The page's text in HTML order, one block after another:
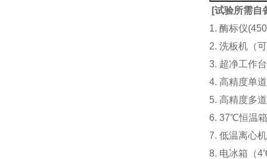
[试验所需自
1. 酶标仪
2. 洗板机（
3. 超净工作
4. 高精度单
5. 高精度多
6. 37℃恒温
7. 低温离心
8. 电冰箱（